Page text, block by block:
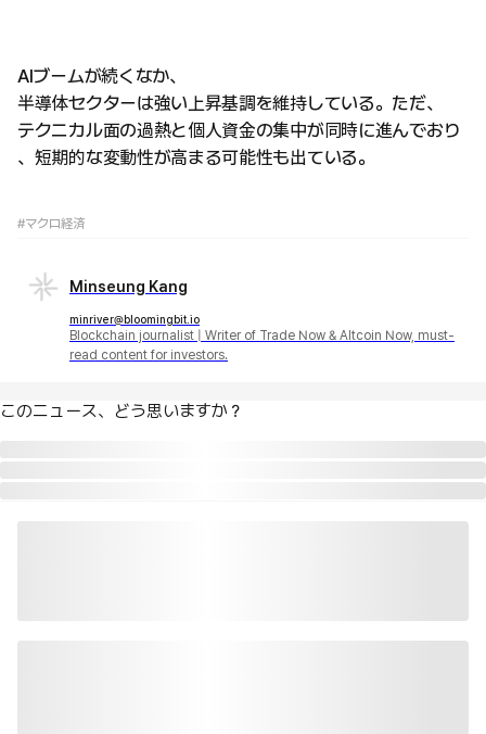
AIブームが続くなか、
半導体セクターは強い上昇基調を維持している。ただ、
テクニカル面の過熱と個人資金の集中が同時に進んでおり
、短期的な変動性が高まる可能性も出ている。
#マクロ経済
Minseung Kang
minriver@bloomingbit.io
Blockchain journalist | Writer of Trade Now & Altcoin Now, must-
read content for investors.
このニュース、どう思いますか？